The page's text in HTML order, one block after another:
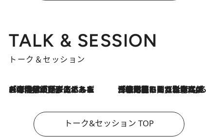
TALK & SESSION
トーク＆セッション
2026.8.3
「今後値上げがあるとすれば…」「リスクがあるのは今年の冬」エネルギー専門家が語る、ホルムズ海峡封鎖が家庭にもたらす“ある心配” 2026.8.3
「住宅建てられない…」「サーチャージ料の高値が続いている」ホルムズ海峡封鎖による影響はいつまで続く？《エネルギー専門家に聞く“どうなる日本の暮らし”》
トーク&セッション TOP